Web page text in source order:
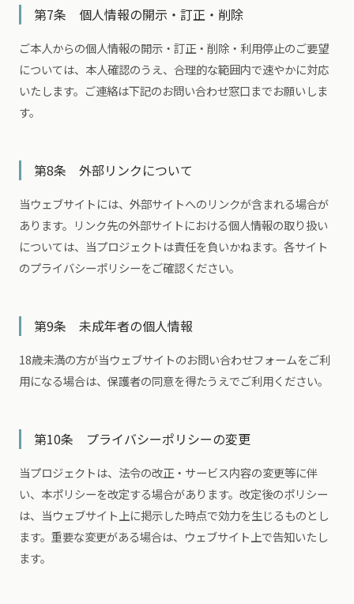
第7条 個人情報の開示・訂正・削除
ご本人からの個人情報の開示・訂正・削除・利用停止のご要望
については、本人確認のうえ、合理的な範囲内で速やかに対応
いたします。ご連絡は下記のお問い合わせ窓口までお願いしま
す。
第8条 外部リンクについて
当ウェブサイトには、外部サイトへのリンクが含まれる場合が
あります。リンク先の外部サイトにおける個人情報の取り扱い
については、当プロジェクトは責任を負いかねます。各サイト
のプライバシーポリシーをご確認ください。
第9条 未成年者の個人情報
18歳未満の方が当ウェブサイトのお問い合わせフォームをご利
用になる場合は、保護者の同意を得たうえでご利用ください。
第10条 プライバシーポリシーの変更
当プロジェクトは、法令の改正・サービス内容の変更等に伴
い、本ポリシーを改定する場合があります。改定後のポリシー
は、当ウェブサイト上に掲示した時点で効力を生じるものとし
ます。重要な変更がある場合は、ウェブサイト上で告知いたし
ます。